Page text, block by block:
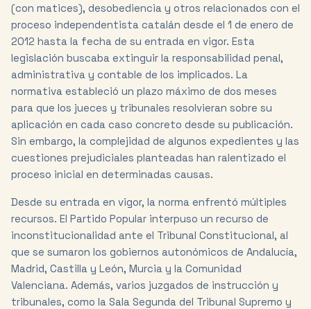
(con matices), desobediencia y otros relacionados con el
proceso independentista catalán desde el 1 de enero de
2012 hasta la fecha de su entrada en vigor. Esta
legislación buscaba extinguir la responsabilidad penal,
administrativa y contable de los implicados. La
normativa estableció un plazo máximo de dos meses
para que los jueces y tribunales resolvieran sobre su
aplicación en cada caso concreto desde su publicación.
Sin embargo, la complejidad de algunos expedientes y las
cuestiones prejudiciales planteadas han ralentizado el
proceso inicial en determinadas causas.
Desde su entrada en vigor, la norma enfrentó múltiples
recursos. El Partido Popular interpuso un recurso de
inconstitucionalidad ante el Tribunal Constitucional, al
que se sumaron los gobiernos autonómicos de Andalucía,
Madrid, Castilla y León, Murcia y la Comunidad
Valenciana. Además, varios juzgados de instrucción y
tribunales, como la Sala Segunda del Tribunal Supremo y